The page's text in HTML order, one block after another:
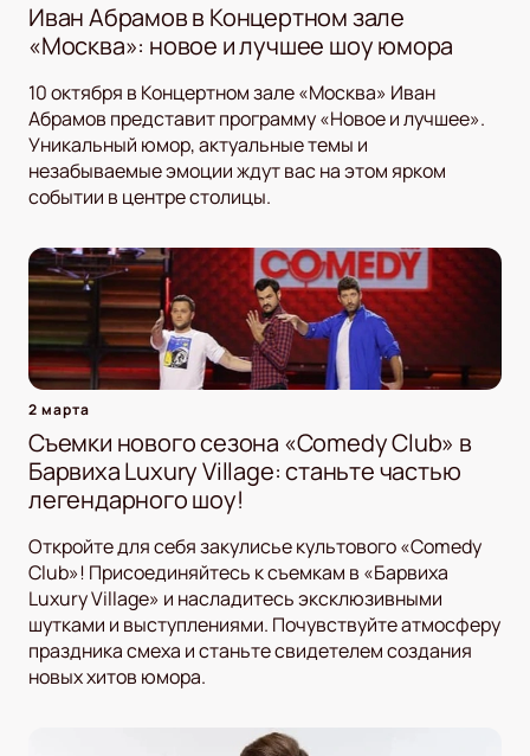
Иван Абрамов в Концертном зале
«Москва»: новое и лучшее шоу юмора
10 октября в Концертном зале «Москва» Иван
Абрамов представит программу «Новое и лучшее».
Уникальный юмор, актуальные темы и
незабываемые эмоции ждут вас на этом ярком
событии в центре столицы.
2 марта
Съемки нового сезона «Comedy Club» в
Барвиха Luxury Village: станьте частью
легендарного шоу!
Откройте для себя закулисье культового «Comedy
Club»! Присоединяйтесь к съемкам в «Барвиха
Luxury Village» и насладитесь эксклюзивными
шутками и выступлениями. Почувствуйте атмосферу
праздника смеха и станьте свидетелем создания
новых хитов юмора.